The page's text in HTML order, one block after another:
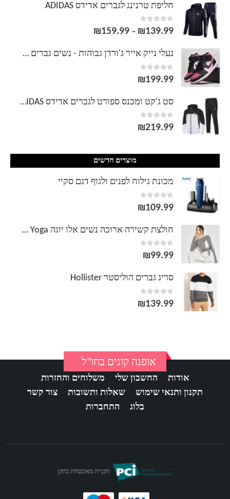
חליפת טרנינג לגברים אדידס ADIDAS
0
out of 5
₪139.99
–
₪159.99
נעלי נייק אייר ג'ורדן גבוהות - נשים גברים NIKE AIR JORDAN
0
out of 5
₪199.99
סט ג'קט ומכנס ספורט לגברים אדידס ADIDAS
0
out of 5
₪219.99
מוצרים חדשים
מכונת גילוח לפנים ולגוף דגם סקיי
0
out of 5
₪109.99
חולצת קשירה ארוכה נשים אלו יוגה Alo Yoga
0
out of 5
₪99.99
סריג גברים הוליסטר Hollister
0
out of 5
₪139.99
אופנה קונים בחו"ל
אודות החשבון שלי
משלוחים והחזרות
תקנון ותנאי שימוש
שאלות ותשובות
צור קשר
בלוג
התחברות
הקנייה מאובטחת בתקן